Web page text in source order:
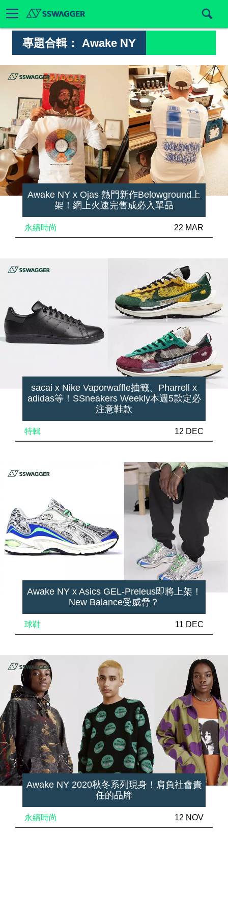
專題合輯： Awake NY
Awake NY x Ojas 熱門新作Belowground上
架！網上火速完售成必入單品
永續時尚 22 MAR
sacai x Nike Vaporwaffle抽籤、Pharrell x
adidas等！SSneakers Weekly本週5款定必
注意鞋款
特輯 12 DEC
Awake NY x Asics GEL-Preleus即將上架！
New Balance受威脅？
球鞋 11 DEC
Awake NY 2020秋冬系列現身！肩負社會責
任的品牌
永續時尚 12 NOV